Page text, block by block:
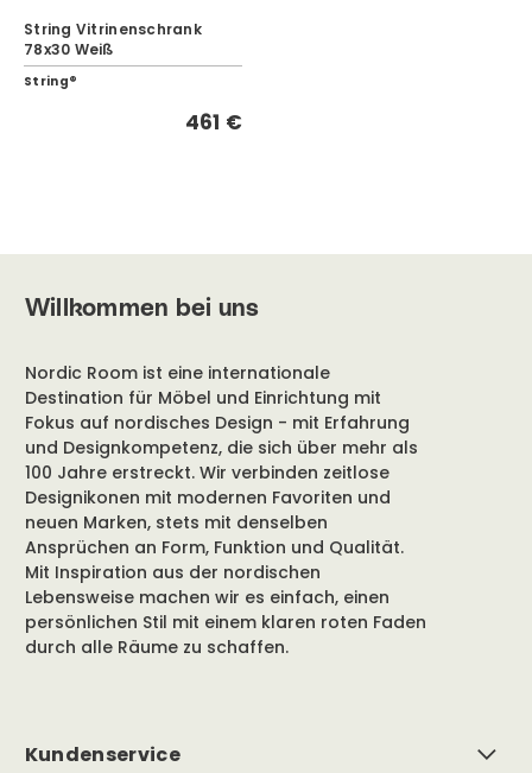
String Vitrinenschrank
78x30 Weiß
String®
461 €
Willkommen bei uns
Nordic Room ist eine internationale
Destination für Möbel und Einrichtung mit
Fokus auf nordisches Design - mit Erfahrung
und Designkompetenz, die sich über mehr als
100 Jahre erstreckt. Wir verbinden zeitlose
Designikonen mit modernen Favoriten und
neuen Marken, stets mit denselben
Ansprüchen an Form, Funktion und Qualität.
Mit Inspiration aus der nordischen
Lebensweise machen wir es einfach, einen
persönlichen Stil mit einem klaren roten Faden
durch alle Räume zu schaffen.
Kundenservice